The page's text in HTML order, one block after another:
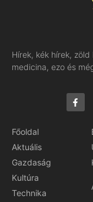
Hírek, kék hírek,
medicina, ezo és
Főoldal
Aktuális
Gazdaság
Kultúra
Technika